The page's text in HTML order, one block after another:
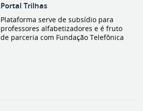
Portal Trilhas
Plataforma serve de subsídio para
professores alfabetizadores e é fruto
de parceria com Fundação Telefônica